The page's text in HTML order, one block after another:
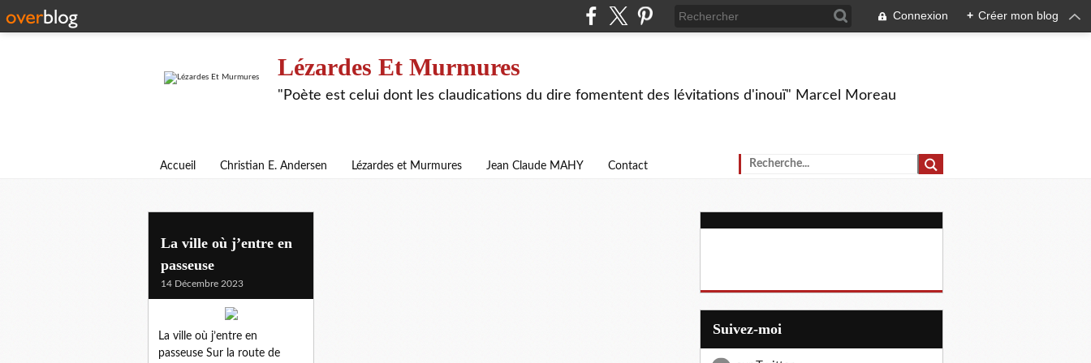
Connexion + Créer mon blog
Lézardes Et Murmures
"Poète est celui dont les claudications du dire fomentent des lévitations d'inouï" Marcel Moreau
Accueil Christian E. Andersen Lézardes et Murmures Jean Claude MAHY Contact
La ville où j’entre en
passeuse
14 Décembre 2023
La ville où j’entre en
passeuse Sur la route de
Suivez-moi